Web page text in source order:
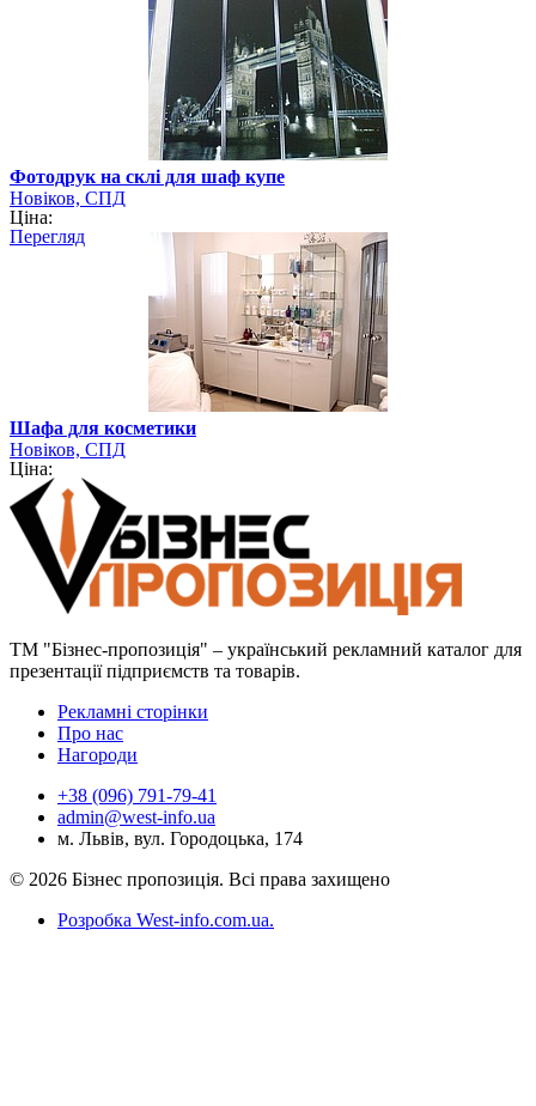
Фотодрук на склі для шаф купе
Новіков, СПД
Ціна:
Перегляд
Шафа для косметики
Новіков, СПД
Ціна:
ТМ "Бізнес-пропозиція" – український рекламний каталог для
презентації підприємств та товарів.
Рекламні сторінки
Про нас
Нагороди
+38 (096) 791-79-41
admin@west-info.ua
м. Львів, вул. Городоцька, 174
© 2026 Бізнес пропозиція. Всі права захищено
Розробка West-info.com.ua.